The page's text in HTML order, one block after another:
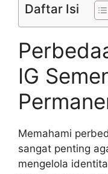
Daftar Isi
IG
Memahami
sangat penting
mengelola